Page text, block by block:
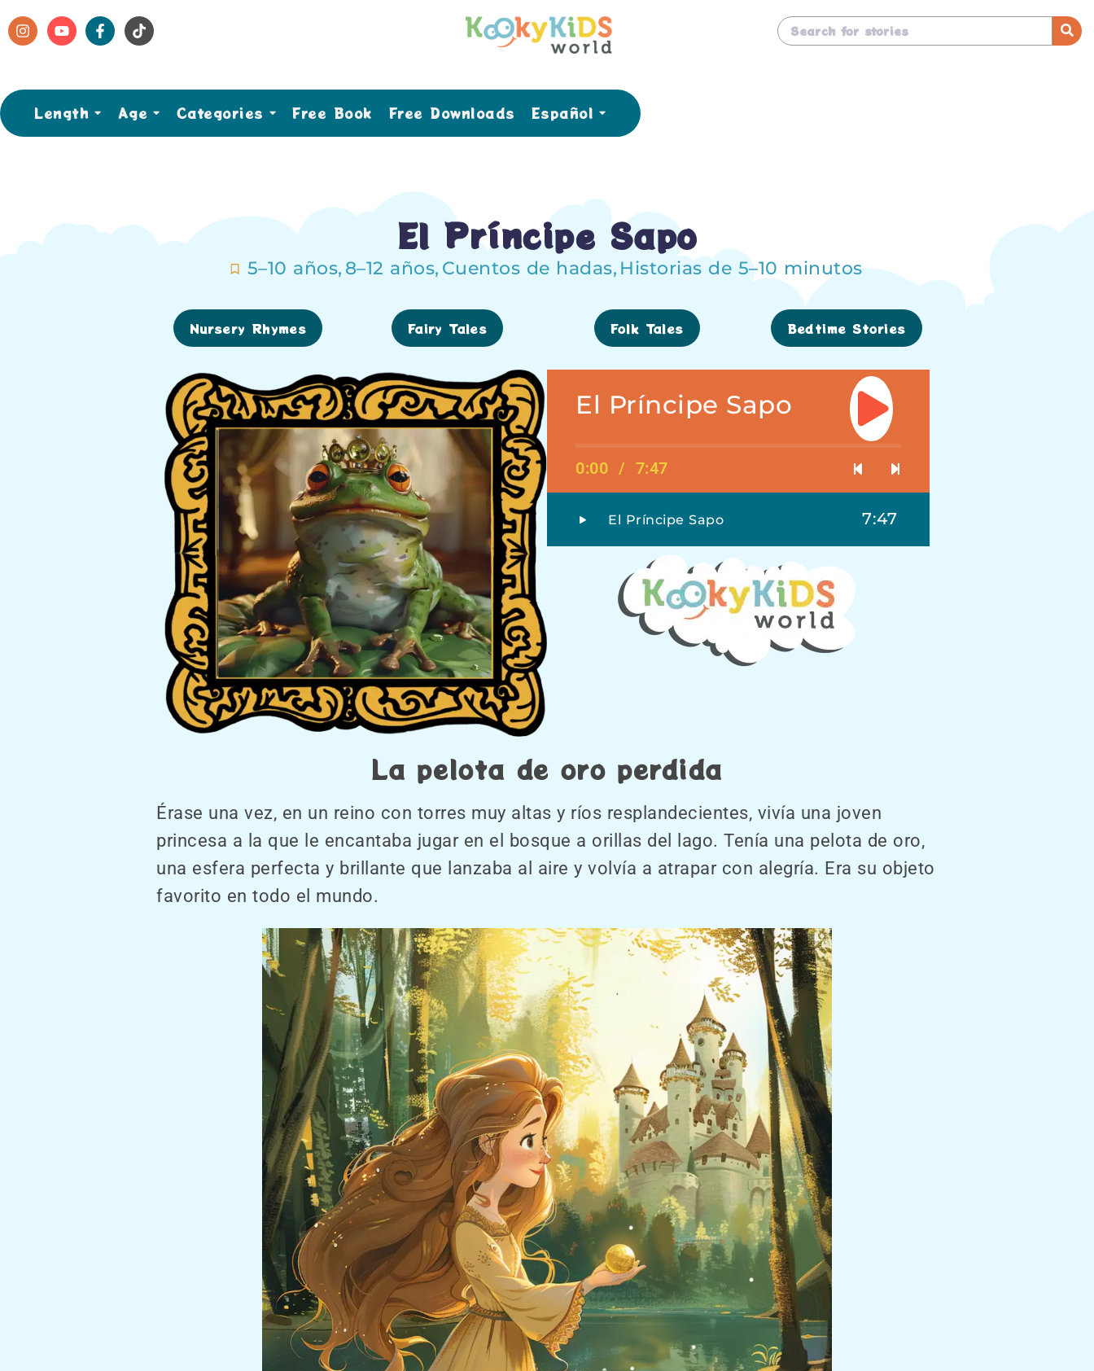
Length Age Categories Free Book Free Downloads Español
El Príncipe Sapo
5–10 años, 8–12 años, Cuentos de hadas, Historias de 5–10 minutos
Nursery Rhymes Fairy Tales Folk Tales Bedtime Stories
El Príncipe Sapo
0:00 / 7:47
El Príncipe Sapo 7:47
La pelota de oro perdida
Érase una vez, en un reino con torres muy altas y ríos resplandecientes, vivía una joven
princesa a la que le encantaba jugar en el bosque a orillas del lago. Tenía una pelota de oro,
una esfera perfecta y brillante que lanzaba al aire y volvía a atrapar con alegría. Era su objeto
favorito en todo el mundo.